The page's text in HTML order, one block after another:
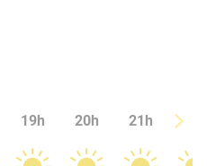
19h 20h 21h 22h